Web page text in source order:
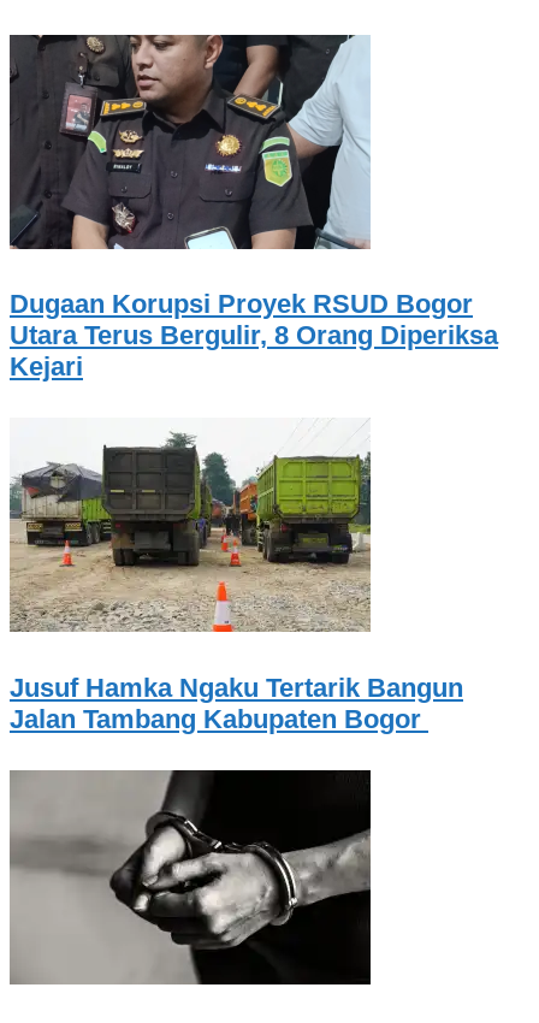
Dugaan Korupsi Proyek RSUD Bogor
Utara Terus Bergulir, 8 Orang Diperiksa
Kejari
Jusuf Hamka Ngaku Tertarik Bangun
Jalan Tambang Kabupaten Bogor